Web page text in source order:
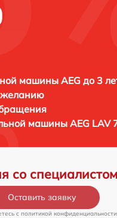
машины AEG до 3
желанию
машиныAEG LAV
со специалистом
Оставить заявку
c политикой конфиденциальности